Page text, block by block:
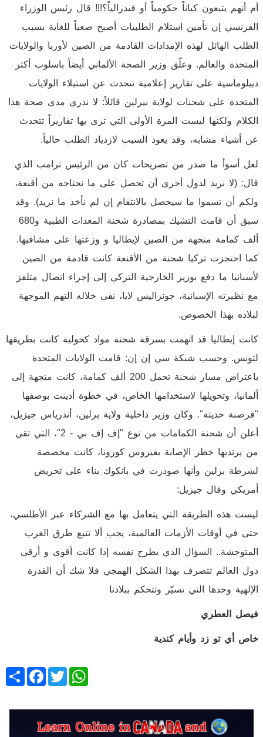
أم أنهم يتبعون كياناً حكومياً أو فيدرالياً؟!!! قال رئيس الوزراء
الفرنسي إن تأمين استلام الطلبيات أصبح صعباً للغاية بسبب
الطلب الهائل لهذه الإمدادات القادمة من الصين لأوربا والولايات
المتحدة والعالم. وعلّق وزير الصحة الألماني أيضاً باسلوب أكثر
ديبلوماسية على تقارير إعلامية تتحدث عن استيلاء الولايات
المتحدة على شحنات لولاية بيرلين قائلاً: لا ندري مدى صحة هذا
الكلام ولكنها ليست المرة الأولى التي ترى بها تقاريراً تتحدث
عن أشياء مشابه، وقد يعود السبب لازدياد الطلب حالياً.
لعل أسوأ ما صدر من تصريحات كان من الرئيس ترامب الذي
قال: (لا نريد لدول أخرى أن تحصل على ما نحتاجه من أقنعة،
ولكم أن تسموا ما سيحصل بالانتقام إن لم نأخذ ما نريد). وقد
سبق أن قامت التشيك بمصادرة شحنة المعدات الطبية و680
ألف كمامة متجهة من الصين لإيطاليا و وزعتها على مشافيها.
كما احتجزت تركيا شحنة من الأقنعة كانت قادمة من الصين
لأسبانيا ما دفع بوزير الخارجية التركي إلى إجراء اتصال متلفز
مع نظيرته الإسبانية، جونزاليس لايا، نفى خلاله التهم الموجهة
لبلاده بهذا الخصوص.
كانت إيطاليا قد اتهمت بسرقة شحنة مواد كحولية كانت بطريقها
لتونس. وحسب شبكة سي إن إن: قامت الولايات المتحدة
باعتراض مسار شحنة تحمل 200 ألف كمامة، كانت متجهة إلى
ألمانيا، وتحويلها لاستخدامها الخاص، في خطوة أدينت بوصفها
"قرصنة حديثة". وكان وزير داخلية ولاية برلين، أندرياس جيزيل،
أعلن أن شحنة الكمامات من نوع "إف إف بي - 2"، التي تقي
من يرتديها خطر الإصابة بفيروس كورونا، كانت مخصصة
لشرطة برلين وأنها صودرت في بانكوك بناء على تحريض
أمريكي وقال جيزيل:
ليست هذه الطريقة التي يتعامل بها مع الشركاء عبر الأطلسي،
حتى في أوقات الأزمات العالمية، يجب ألا تتبع طرق الغرب
المتوحشة.. السؤال الذي يطرح نفسه إذا كانت أقوى و أرقى
دول العالم تتصرف بهذا الشكل الهمجي فلا شك أن القدرة
الإلهية وحدها التي تسيّر وتتحكم ببلادنا
فيصل العطري
خاص أي تو زد وأيام كندية
Share
FacebookTwitter
WhatsApp